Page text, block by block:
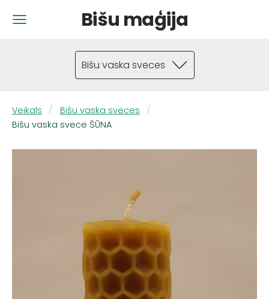
Bišu maģija
Bišu vaska sveces
Veikals
Bišu vaska sveces
Bišu vaska svece ŠŪNA